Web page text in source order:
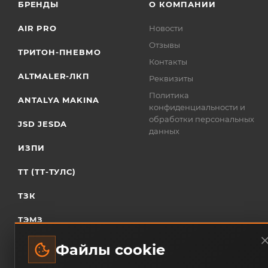
БРЕНДЫ
AIR PRO
ТРИТОН-ПНЕВМО
ALTMALER-ЛКП
ANTALYA MAKINA
JSD JESDA
ИЗПИ
ТТ (ТТ-ТУЛС)
ТЗК
ТЭМЗ
О КОМПАНИИ
Новости
Отзывы
Контакты
Реквизиты
Политика
конфиденциальности и
обработки персональных
данных
Файлы cookie